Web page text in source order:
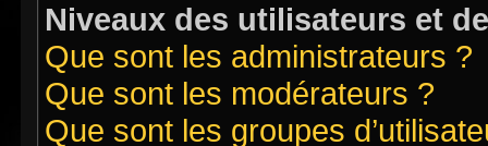
Niveaux des utilisateurs et
Que sont les administrateurs ?
Que sont les modérateurs ?
Que sont les groupes